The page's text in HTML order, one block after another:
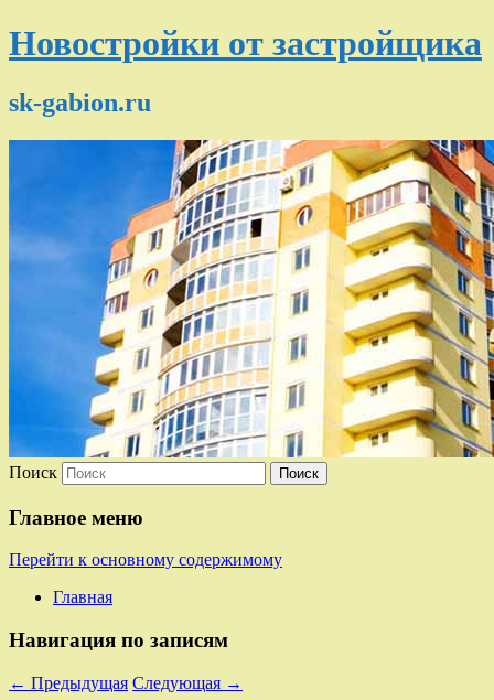
Новостройки от застройщика
sk-gabion.ru
Поиск
Главное меню
Перейти к основному содержимому
Главная
Навигация по записям
← Предыдущая Следующая →